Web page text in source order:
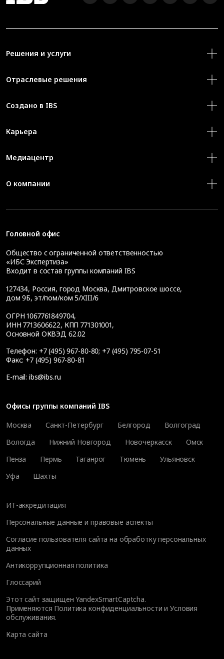
Решения и услуги
Отраслевые решения
Создано в IBS
Карьера
Медиацентр
О компании
Головной офис
Общество с ограниченной ответственностью
«ИБС Экспертиза»
Входит в состав группы компаний IBS
127434, Россия, город Москва, Дмитровское шоссе,
дом 9Б, эт/пом/ком 5/XIII/6
ОГРН 1067761849704,
ИНН 7713606622, КПП 771301001,
Основной ОКВЭД 62.02
Телефон: +7 (495) 967-80-80; +7 (495) 795-07-51
Факс: +7 (495) 967-80-81
E-mail: ibs@ibs.ru
Офисы группы компаний IBS
Москва
Санкт-Петербург Белгород
Волгоград
Вологда
Нижний Новгород Новочеркасск
Омск
Пенза
Пермь Таганрог Тюмень
Ульяновск
Уфа
Шахты
ИТ-аккредитация
Персональные данные и правовые аспекты
Согласие пользователя сайта на обработку персональных
данных
Антикоррупционная политика
Глоссарий
Этот сайт защищен YandexSmartCaptcha.
Применяются Политика конфиденциальности иУсловия
обслуживания.
Карта сайта